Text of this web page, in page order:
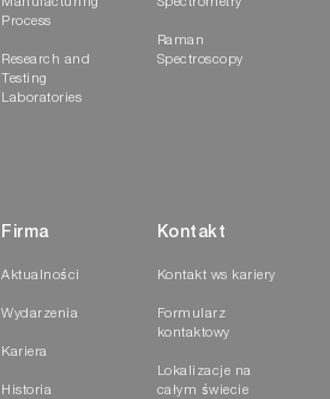
Manufacturing
Process
Research and
Testing
Laboratories
Spectrometry
Raman
Spectroscopy
Firma
Aktualności
Wydarzenia
Kariera
Historia
Kontakt
Kontakt ws kariery
Formularz
kontaktowy
Lokalizacje na
całym świecie